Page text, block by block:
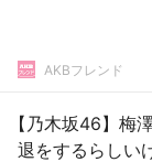
AKBフレンド
【乃木坂46】梅
退をするらしい